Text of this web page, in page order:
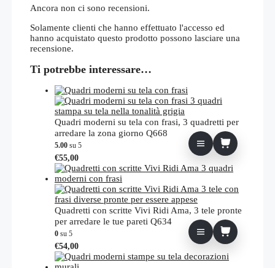
Ancora non ci sono recensioni.
Solamente clienti che hanno effettuato l'accesso ed
hanno acquistato questo prodotto possono lasciare una
recensione.
Ti potrebbe interessare…
Quadri moderni su tela con frasi, 3 quadretti per
arredare la zona giorno Q668
5.00 su 5
€55,00
Quadretti con scritte Vivi Ridi Ama, 3 tele pronte
per arredare le tue pareti Q634
0 su 5
€54,00